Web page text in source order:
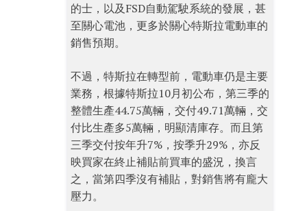
的士，以及FSD自動駕駛系統的發展，甚
至關心電池，更多於關心特斯拉電動車的
銷售預期。
不過，特斯拉在轉型前，電動車仍是主要
業務，根據特斯拉10月初公布，第三季的
整體生產44.75萬輛，交付49.71萬輛，交
付比生產多5萬輛，明顯清庫存。而且第
三季交付按年升7%，按季升29%，亦反
映買家在終止補貼前買車的盛況，換言
之，當第四季沒有補貼，對銷售將有龐大
壓力。